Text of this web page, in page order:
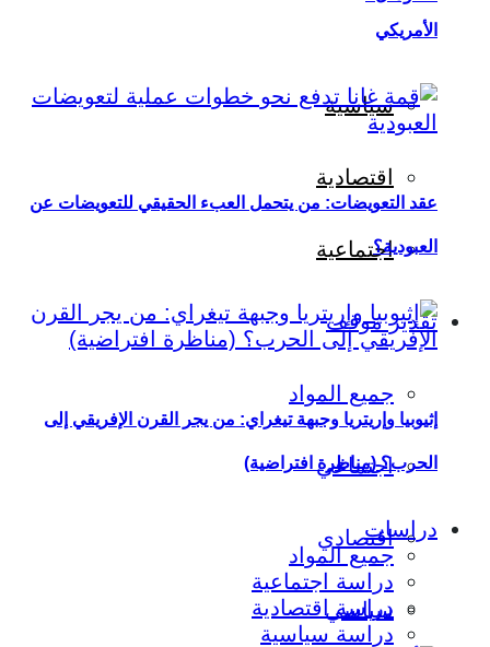
سياسية
اقتصادية
اجتماعية
تقدير موقف
جميع المواد
اجتماعي
اقتصادي
سياسي
الأمريكي
عقد التعويضات: من يتحمل العبء الحقيقي للتعويضات عن
العبودية؟
إثيوبيا وإريتريا وجبهة تيغراي: من يجر القرن الإفريقي إلى
الحرب؟ (مناظرة افتراضية)
دراسات
جميع المواد
دراسة اجتماعية
دراسة اقتصادية
دراسة سياسية